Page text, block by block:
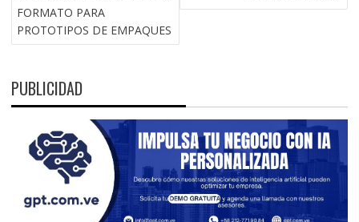
ENTRADAS
FORMATO PARA
PROTOTIPOS DE EMPAQUES
PUBLICIDAD